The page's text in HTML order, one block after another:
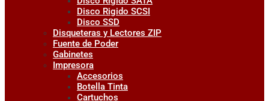
Disco Rigido SCSI
Disco SSD
Disqueteras y Lectores ZIP
Fuente de Poder
Gabinetes
Impresora
Accesorios
Botella Tinta
Cartuchos